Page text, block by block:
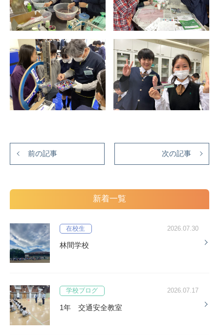
前の記事 次の記事
新着一覧
在校生 2026.07.30
林間学校
学校ブログ 2026.07.17
1年 交通安全教室